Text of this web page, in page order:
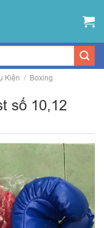
Kiện / Boxing
số 10,12